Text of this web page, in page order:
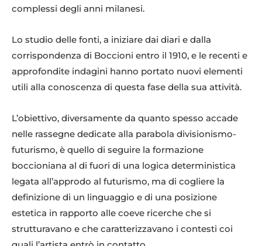
Umberto-Boccioni-Autoritratto-1908-olio-su-tela-Milano-Pinacoteca-di-
Giovanni-Sottocornola-Mariuccia-1903-pastello-su-carta.
complessi degli anni milanesi.
Lo studio delle fonti, a iniziare dai diari e dalla
corrispondenza di Boccioni entro il 1910, e le recenti e
approfondite indagini hanno portato nuovi elementi
utili alla conoscenza di questa fase della sua attività.
L’obiettivo, diversamente da quanto spesso accade
nelle rassegne dedicate alla parabola divisionismo-
futurismo, è quello di seguire la formazione
boccioniana al di fuori di una logica deterministica
legata all’approdo al futurismo, ma di cogliere la
definizione di un linguaggio e di una posizione
estetica in rapporto alle coeve ricerche che si
strutturavano e che caratterizzavano i contesti coi